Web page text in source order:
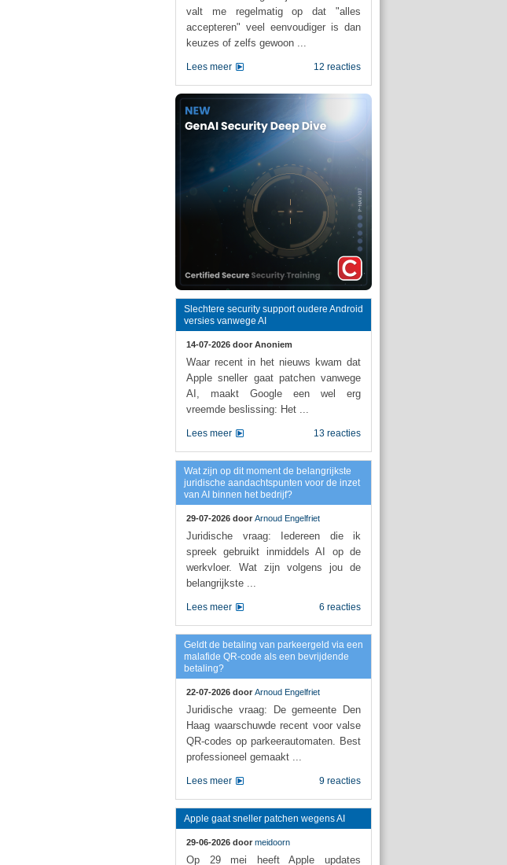
valt me regelmatig op dat "alles
accepteren" veel eenvoudiger is dan
keuzes of zelfs gewoon ...
12 reacties
Lees meer
Slechtere security support oudere Android
versies vanwege AI
14-07-2026 door Anoniem
Waar recent in het nieuws kwam dat
Apple sneller gaat patchen vanwege
AI, maakt Google een wel erg
vreemde beslissing: Het ...
13 reacties
Lees meer
Wat zijn op dit moment de belangrijkste
juridische aandachtspunten voor de inzet
van AI binnen het bedrijf?
29-07-2026 door Arnoud Engelfriet
Juridische vraag: Iedereen die ik
spreek gebruikt inmiddels AI op de
werkvloer. Wat zijn volgens jou de
belangrijkste ...
6 reacties
Lees meer
Geldt de betaling van parkeergeld via een
malafide QR-code als een bevrijdende
betaling?
22-07-2026 door Arnoud Engelfriet
Juridische vraag: De gemeente Den
Haag waarschuwde recent voor valse
QR-codes op parkeerautomaten. Best
professioneel gemaakt ...
9 reacties
Lees meer
Apple gaat sneller patchen wegens AI
29-06-2026 door meidoorn
Op 29 mei heeft Apple updates